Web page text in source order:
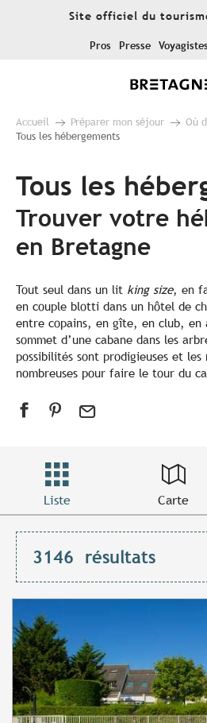
Site officiel du
Pros Presse Voyagistes
Accueil Préparer mon séjour
Où
Tous les hébergements
Tous les
Trouver votre
en Bretagne
Tout seul dans un lit king size, en
en couple blotti dans un hôtel de
entre copains, en gîte, en club, en
sommet d’une cabane dans les
possibilités sont prodigieuses et
nombreuses pour faire le tour du
Liste Carte
3146 résultats